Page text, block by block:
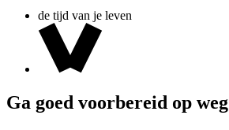
de tijd van je leven
Ga goed voorbereid op weg